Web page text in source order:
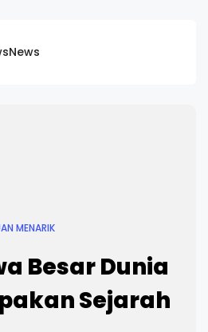
News
MENARIK
Besar Dunia
Sejarah